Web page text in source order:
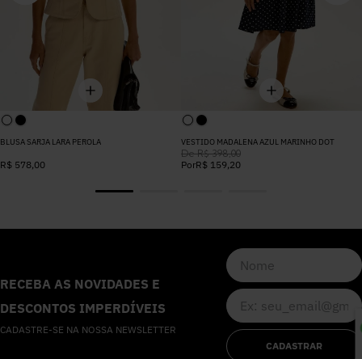
BLUSA SARJA LARA PEROLA
R$ 578,00
VESTIDO MADALENA AZUL MARINHO DOT
De R$ 398,00
PorR$ 159,20
RECEBA AS NOVIDADES E
DESCONTOS IMPERDÍVEIS
CADASTRE-SE NA NOSSA NEWSLETTER
CADASTRAR